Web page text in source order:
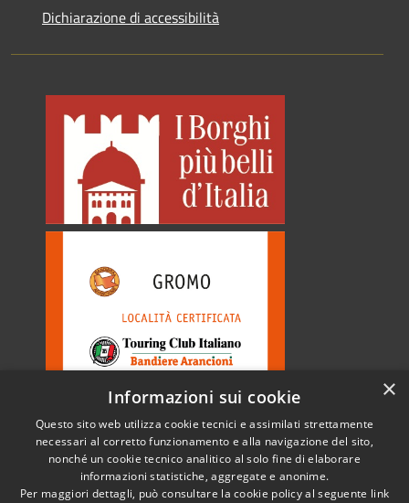
Dichiarazione di accessibilità
Copyright © 2026 • Comune di
×
Informazioni sui cookie
Questo sito web utilizza cookie tecnici e assimilati strettamente
necessari al corretto funzionamento e alla navigazione del sito,
nonché un cookie tecnico analitico al solo fine di elaborare
informazioni statistiche, aggregate e anonime.
Per maggiori dettagli, può consultare la cookie policy al seguente link